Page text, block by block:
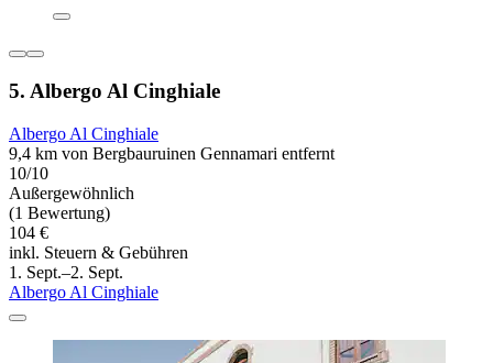
5. Albergo Al Cinghiale
Albergo Al Cinghiale
9,4 km von Bergbauruinen Gennamari entfernt
10/10
Außergewöhnlich
(1 Bewertung)
104 €
inkl. Steuern & Gebühren
1. Sept.–2. Sept.
Albergo Al Cinghiale